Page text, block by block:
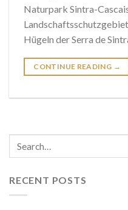
Naturpark Sintra-
Hügeln der Serra de
CONTINUE READING →
RECENT POSTS